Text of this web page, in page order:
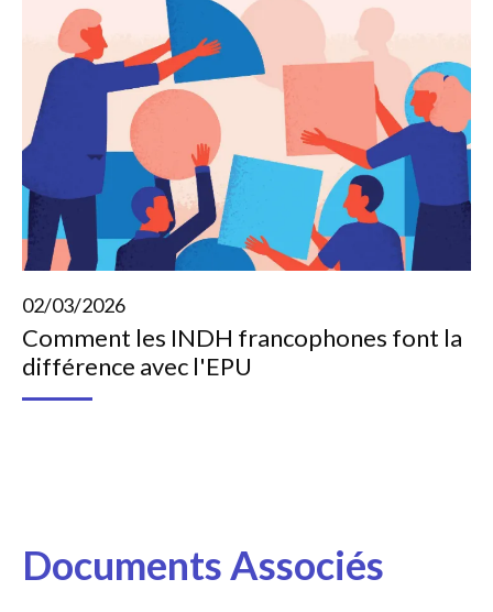
02/03/2026
Comment les INDH francophones font la
différence avec l'EPU
Documents Associés